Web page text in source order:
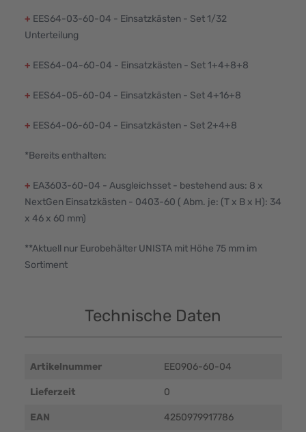
+ EES64-03-60-04 - Einsatzkästen - Set 1/32
Unterteilung
+ EES64-04-60-04 - Einsatzkästen - Set 1+4+8+8
+ EES64-05-60-04 - Einsatzkästen - Set 4+16+8
+ EES64-06-60-04 - Einsatzkästen - Set 2+4+8
*Bereits enthalten:
+ EA3603-60-04 - Ausgleichsset - bestehend aus: 8 x
NextGen Einsatzkästen - 0403-60 ( Abm. je: (T x B x H): 34
x 46 x 60 mm)
**Aktuell nur Eurobehälter UNISTA mit Höhe 75 mm im
Sortiment
Technische Daten
Artikelnummer EE0906-60-04
Lieferzeit 0
EAN 4250979917786